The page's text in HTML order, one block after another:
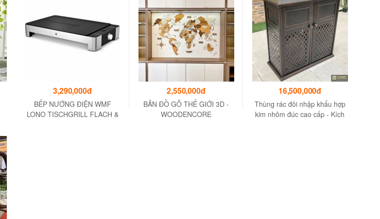
3,290,000đ
BẾP NƯỚNG ĐIỆN WMF
LONO TISCHGRILL FLACH &
2,550,000đ
BẢN ĐỒ GỖ THẾ GIỚI 3D -
WOODENCORE
16,500,000đ
Thùng rác đôi nhập khẩu hợp
kim nhôm đúc cao cấp - Kích